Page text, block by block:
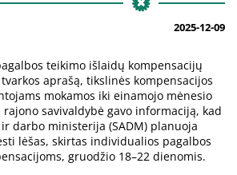
2025-12-09
teikimo išlaidų kompensacijų
aprašą, tikslinės kompensacijos
mokamos iki einamojo mėnesio
savivaldybė gavo informaciją, kad
darbo ministerija (SADM) planuoja
lėšas, skirtas individualios pagalbos
gruodžio 18–22 dienomis.